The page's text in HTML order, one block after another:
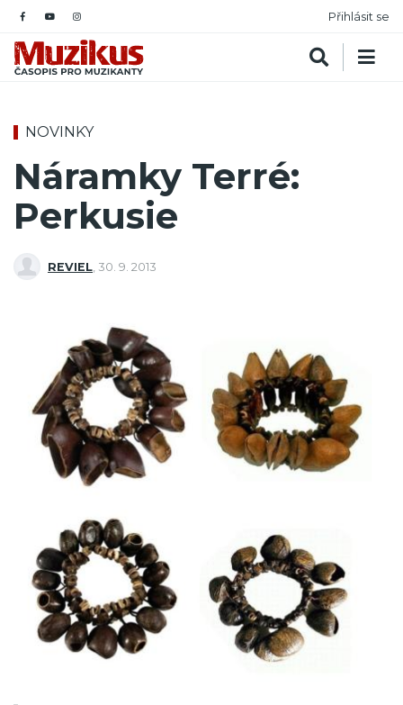
Přihlásit se
NOVINKY
Náramky Terré:
Perkusie
REVIEL 30. 9. 2013